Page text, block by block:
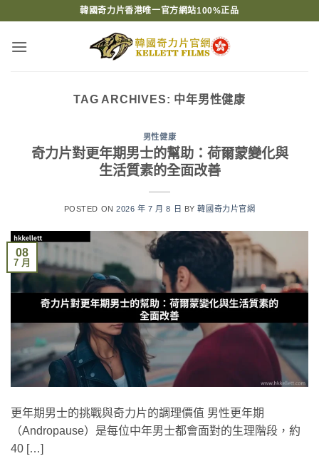
content
韓國奇力片香港唯一官方網站100%正品
TAG ARCHIVES: 中年男性健康
男性健康
奇力片對更年期男士的幫助：荷爾蒙變化與
生活質素的全面改善
POSTED ON2026 年 7 月 8 日 BY韓國奇力片官網
08
7 月
更年期男士的挑戰與奇力片的調理價值 男性更年期
（Andropause）是每位中年男士都會面對的生理階段，約
40 […]